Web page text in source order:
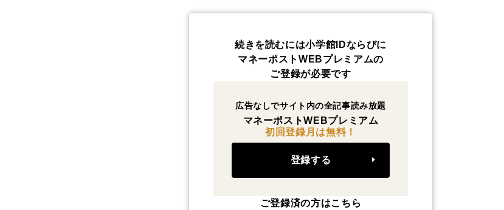
続きを読むには小学館IDならびに
マネーポストWEBプレミアムの
ご登録が必要です
広告なしでサイト内の全記事読み放題
マネーポストWEBプレミアム
初回登録月は無料！
登録する
ご登録済の方はこちら